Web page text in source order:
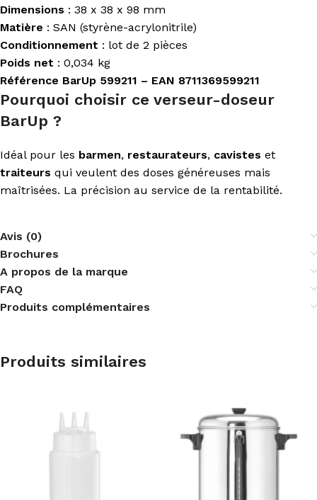
Dimensions : 38 x 38 x 98 mm
Matière : SAN (styrène-acrylonitrile)
Conditionnement : lot de 2 pièces
Poids net : 0,034 kg
Référence BarUp 599211 – EAN 8711369599211
Pourquoi choisir ce verseur-doseur
BarUp ?
Idéal pour les barmen, restaurateurs, cavistes et
traiteurs qui veulent des doses généreuses mais
maîtrisées. La précision au service de la rentabilité.
Avis (0)
Brochures
A propos de la marque
FAQ
Produits complémentaires
Produits similaires